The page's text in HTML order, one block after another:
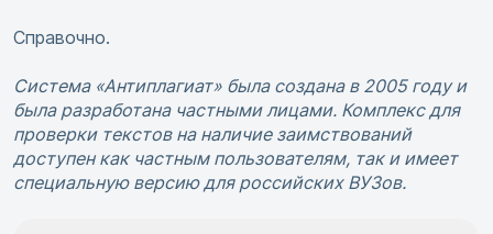
Справочно.
Система «Антиплагиат» была создана в 2005 году и
была разработана частными лицами. Комплекс для
проверки текстов на наличие заимствований
доступен как частным пользователям, так и имеет
специальную версию для российских ВУЗов.